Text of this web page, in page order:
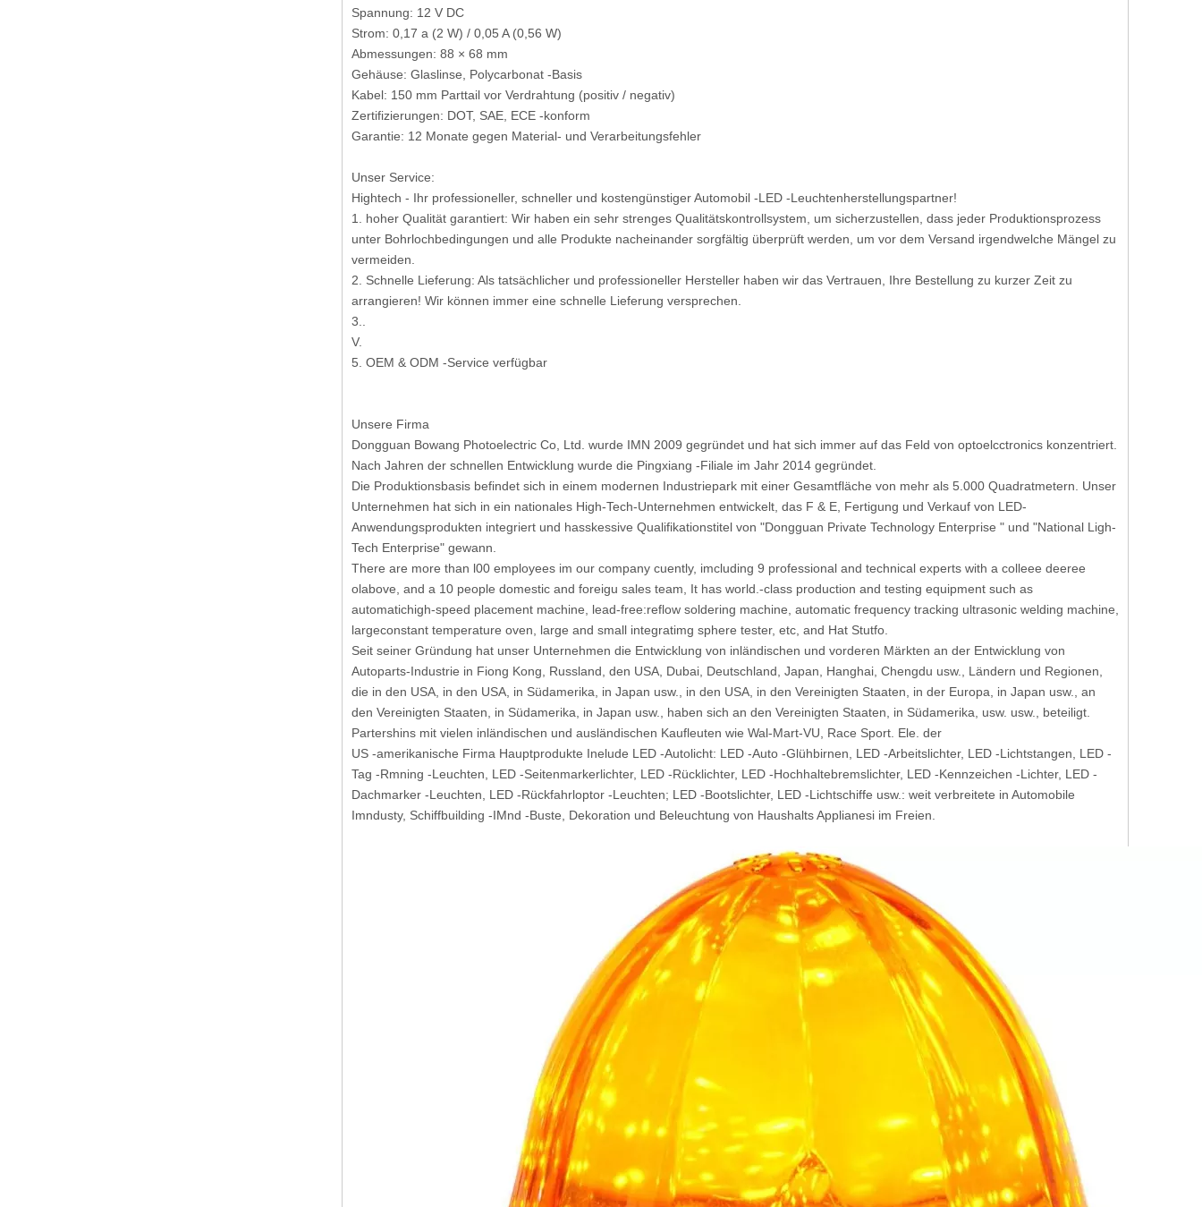
Spannung: 12 V DC
Strom: 0,17 a (2 W) / 0,05 A (0,56 W)
Abmessungen: 88 × 68 mm
Gehäuse: Glaslinse, Polycarbonat -Basis
Kabel: 150 mm Parttail vor Verdrahtung (positiv / negativ)
Zertifizierungen: DOT, SAE, ECE -konform
Garantie: 12 Monate gegen Material- und Verarbeitungsfehler
Unser Service:
Hightech - Ihr professioneller, schneller und kostengünstiger Automobil -LED -Leuchtenherstellungspartner!
1. hoher Qualität garantiert: Wir haben ein sehr strenges Qualitätskontrollsystem, um sicherzustellen, dass jeder Produktionsprozess
unter Bohrlochbedingungen und alle Produkte nacheinander sorgfältig überprüft werden, um vor dem Versand irgendwelche Mängel zu
vermeiden.
2. Schnelle Lieferung: Als tatsächlicher und professioneller Hersteller haben wir das Vertrauen, Ihre Bestellung zu kurzer Zeit zu
arrangieren! Wir können immer eine schnelle Lieferung versprechen.
3..
V.
5. OEM & ODM -Service verfügbar
Unsere Firma
Dongguan Bowang Photoelectric Co, Ltd. wurde IMN 2009 gegründet und hat sich immer auf das Feld von optoelcctronics konzentriert.
Nach Jahren der schnellen Entwicklung wurde die Pingxiang -Filiale im Jahr 2014 gegründet.
Die Produktionsbasis befindet sich in einem modernen Industriepark mit einer Gesamtfläche von mehr als 5.000 Quadratmetern. Unser
Unternehmen hat sich in ein nationales High-Tech-Unternehmen entwickelt, das F & E, Fertigung und Verkauf von LED-
Anwendungsprodukten integriert und hasskessive Qualifikationstitel von "Dongguan Private Technology Enterprise " und "National Ligh-
Tech Enterprise" gewann.
There are more than l00 employees im our company cuently, imcluding 9 professional and technical experts with a colleee deeree
olabove, and a 10 people domestic and foreigu sales team, It has world.-class production and testing equipment such as
automatichigh-speed placement machine, lead-free:reflow soldering machine, automatic frequency tracking ultrasonic welding machine,
largeconstant temperature oven, large and small integratimg sphere tester, etc, and Hat Stutfo.
Seit seiner Gründung hat unser Unternehmen die Entwicklung von inländischen und vorderen Märkten an der Entwicklung von
Autoparts-Industrie in Fiong Kong, Russland, den USA, Dubai, Deutschland, Japan, Hanghai, Chengdu usw., Ländern und Regionen,
die in den USA, in den USA, in Südamerika, in Japan usw., in den USA, in den Vereinigten Staaten, in der Europa, in Japan usw., an
den Vereinigten Staaten, in Südamerika, in Japan usw., haben sich an den Vereinigten Staaten, in Südamerika, usw. usw., beteiligt.
Partershins mit vielen inländischen und ausländischen Kaufleuten wie Wal-Mart-VU, Race Sport. Ele. der
US -amerikanische Firma Hauptprodukte Inelude LED -Autolicht: LED -Auto -Glühbirnen, LED -Arbeitslichter, LED -Lichtstangen, LED -
Tag -Rmning -Leuchten, LED -Seitenmarkerlichter, LED -Rücklichter, LED -Hochhaltebremslichter, LED -Kennzeichen -Lichter, LED -
Dachmarker -Leuchten, LED -Rückfahrloptor -Leuchten; LED -Bootslichter, LED -Lichtschiffe usw.: weit verbreitete in Automobile
Imndusty, Schiffbuilding -IMnd -Buste, Dekoration und Beleuchtung von Haushalts Applianesi im Freien.